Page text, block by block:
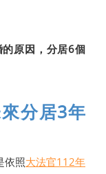
原因，分居6個
分居3年
依照大法官112年